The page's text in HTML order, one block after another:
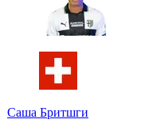
Саша Бритшги